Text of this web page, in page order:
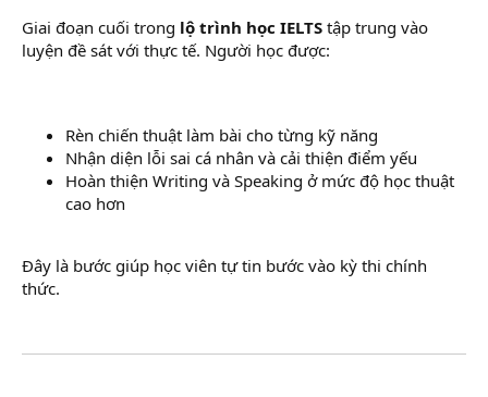
Giai đoạn cuối trong lộ trình học IELTS tập trung vào
luyện đề sát với thực tế. Người học được:
Rèn chiến thuật làm bài cho từng kỹ năng
Nhận diện lỗi sai cá nhân và cải thiện điểm yếu
Hoàn thiện Writing và Speaking ở mức độ học thuật
cao hơn
Đây là bước giúp học viên tự tin bước vào kỳ thi chính
thức.